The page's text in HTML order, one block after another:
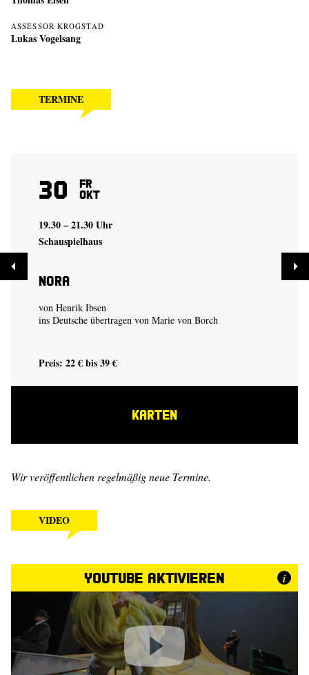
ASSESSOR KROGSTAD
Lukas Vogelsang
TERMINE
30 Fr
Okt
19.30 – 21.30 Uhr
Schauspielhaus
Nora
von Henrik Ibsen
ins Deutsche übertragen von Marie von Borch
Preis: 22 € bis 39 €
KARTEN
Wir veröffentlichen regelmäßig neue Termine.
VIDEO
YouTube aktivieren i